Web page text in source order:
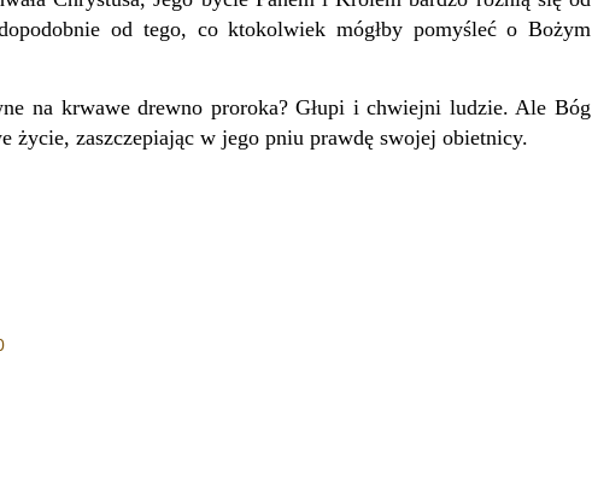
od tego, co ktokolwiek mógłby pomyśleć o Bożym
na krwawe drewno proroka? Głupi i chwiejni ludzie. Ale Bóg
życie, zaszczepiając w jego pniu prawdę swojej obietnicy.